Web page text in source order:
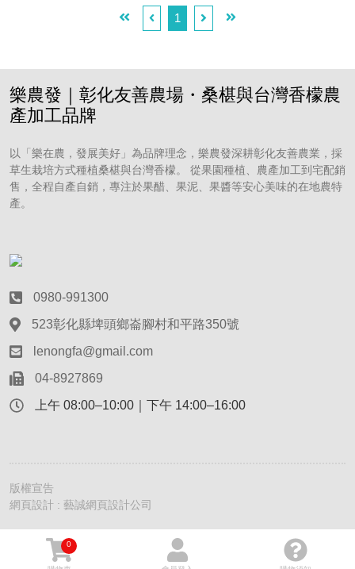
1
0
樂農發｜彰化友善農場・桑椹與台灣香檬農
產加工品牌
以「樂在農，發展美好」為品牌理念，樂農發深耕彰化友善農業，採
草生栽培方式種植桑椹與台灣香檬。 從果園種植、農產加工到宅配銷
售，全程自產自銷，專注於果醋、果泥、果醬等安心美味的在地農特
產。
0980-991300
523彰化縣埤頭鄉崙腳村和平路350號
lenongfa@gmail.com
04-8927869
上午 08:00–10:00｜下午 14:00–16:00
版權宣告
網頁設計 : 藝誠網頁設計公司